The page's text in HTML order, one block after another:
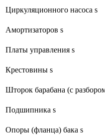
Циркуляционного насоса s
Амортизаторов s
Платы управления s
Крестовины s
Шторок барабана (с
Подшипника s
Опоры (фланца) бака s